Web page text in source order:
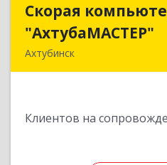
Скорая
"АхтубаМАСТЕР"
Ахтубинск
Клиентов на
Скорая